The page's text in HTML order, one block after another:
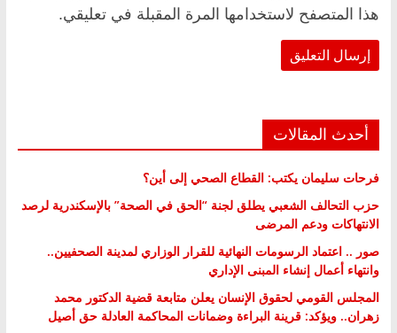
هذا المتصفح لاستخدامها المرة المقبلة في تعليقي.
أحدث المقالات
فرحات سليمان يكتب: القطاع الصحي إلى أين؟
حزب التحالف الشعبي يطلق لجنة “الحق في الصحة” بالإسكندرية لرصد
الانتهاكات ودعم المرضى
صور .. اعتماد الرسومات النهائية للقرار الوزاري لمدينة الصحفيين..
وانتهاء أعمال إنشاء المبنى الإداري
المجلس القومي لحقوق الإنسان يعلن متابعة قضية الدكتور محمد
زهران.. ويؤكد: قرينة البراءة وضمانات المحاكمة العادلة حق أصيل